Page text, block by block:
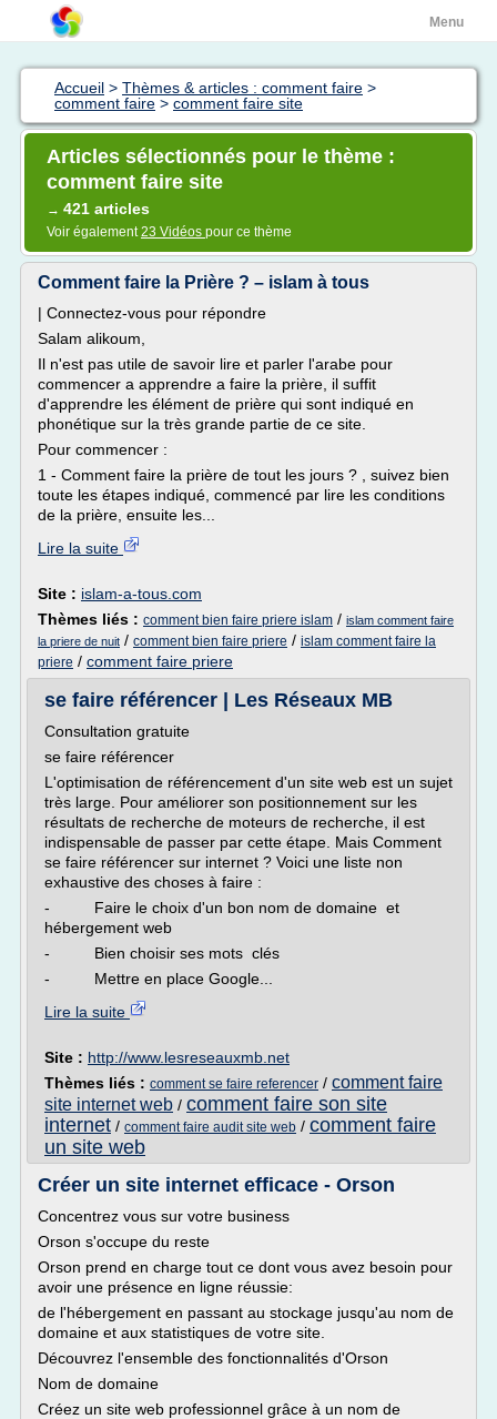
Menu
Accueil > Thèmes & articles : comment faire >
comment faire > comment faire site
Articles sélectionnés pour le thème :
comment faire site
→ 421 articles
Voir également23 Vidéos pour ce thème
Comment faire la Prière ? – islam à tous
| Connectez-vous pour répondre
Salam alikoum,
Il n'est pas utile de savoir lire et parler l'arabe pour
commencer a apprendre a faire la prière, il suffit
d'apprendre les élément de prière qui sont indiqué en
phonétique sur la très grande partie de ce site.
Pour commencer :
1 - Comment faire la prière de tout les jours ? , suivez bien
toute les étapes indiqué, commencé par lire les conditions
de la prière, ensuite les...
Lire la suite
Site : islam-a-tous.com
Thèmes liés : comment bien faire priere islam / islam comment faire
la priere de nuit / comment bien faire priere / islam comment faire la
priere / comment faire priere
se faire référencer | Les Réseaux MB
Consultation gratuite
se faire référencer
L'optimisation de référencement d'un site web est un sujet
très large. Pour améliorer son positionnement sur les
résultats de recherche de moteurs de recherche, il est
indispensable de passer par cette étape. Mais Comment
se faire référencer sur internet ? Voici une liste non
exhaustive des choses à faire :
- Faire le choix d'un bon nom de domaine et
hébergement web
- Bien choisir ses mots clés
- Mettre en place Google...
Lire la suite
Site : http://www.lesreseauxmb.net
Thèmes liés : comment se faire referencer / comment faire
site internet web / comment faire son site
internet / comment faire audit site web / comment faire
un site web
Créer un site internet efficace - Orson
Concentrez vous sur votre business
Orson s'occupe du reste
Orson prend en charge tout ce dont vous avez besoin pour
avoir une présence en ligne réussie:
de l'hébergement en passant au stockage jusqu'au nom de
domaine et aux statistiques de votre site.
Découvrez l'ensemble des fonctionnalités d'Orson
Nom de domaine
Créez un site web professionnel grâce à un nom de